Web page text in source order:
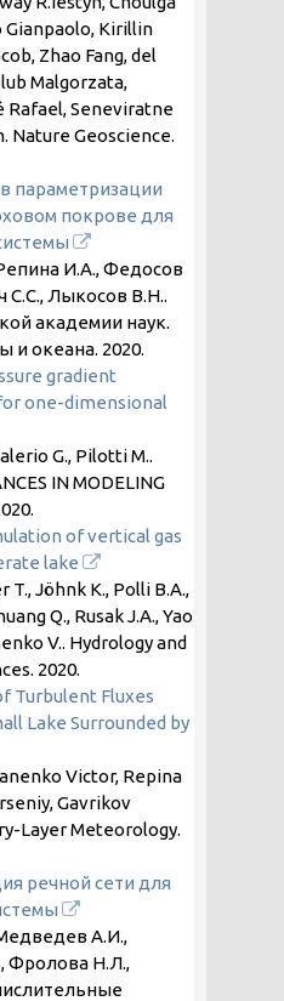
Gianpaolo, Kirillin
Zhao Fang, del
Malgorzata,
Rafael, Seneviratne
Nature Geoscience.
параметризации
покрове для
И.А., Федосов
С.С., Лыкосов В.Н..
академии наук.
и океана. 2020.
gradient
one-dimensional
G., Pilotti M..
IN MODELING
.
of vertical gas
lake
T., Jöhnk K., Polli B.A.,
Q., Rusak J.A., Yao
V.. Hydrology and
2020.
Turbulent Fluxes
Lake Surrounded by
Victor, Repina
Gavrikov
Layer Meteorology.
речной сети для
А.И.,
Фролова Н.Л.,